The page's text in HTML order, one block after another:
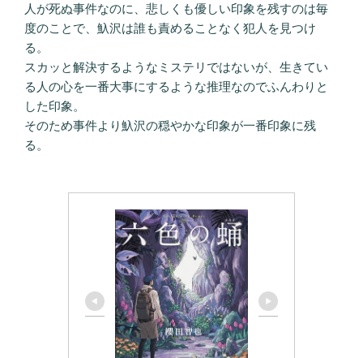
人が死ぬ事件なのに、悲しくも優しい印象を残すのは毎
度のことで、魞沢は誰も責めることなく犯人を見つけ
る。
スカッと解決するようなミステリではないが、生きてい
る人の心を一番大事にするような推理なのでふんわりと
した印象。
そのため事件より魞沢の穏やかな印象が一番印象に残
る。